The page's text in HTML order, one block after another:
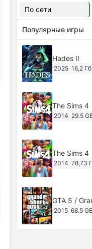
По сети
Популярные игры
Hades II
2025 16,2 Гб
The Sims 4
2014 29.5
The Sims 4
2014 78,73
GTA 5 /
2015 68.5 GB